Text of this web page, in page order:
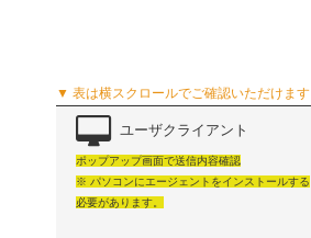
▼ 表は横スクロールでご確認いただけます
ユーザクライアント
ポップアップ画面で送信内容確認
※ パソコンにエージェントをインストールする
必要があります。